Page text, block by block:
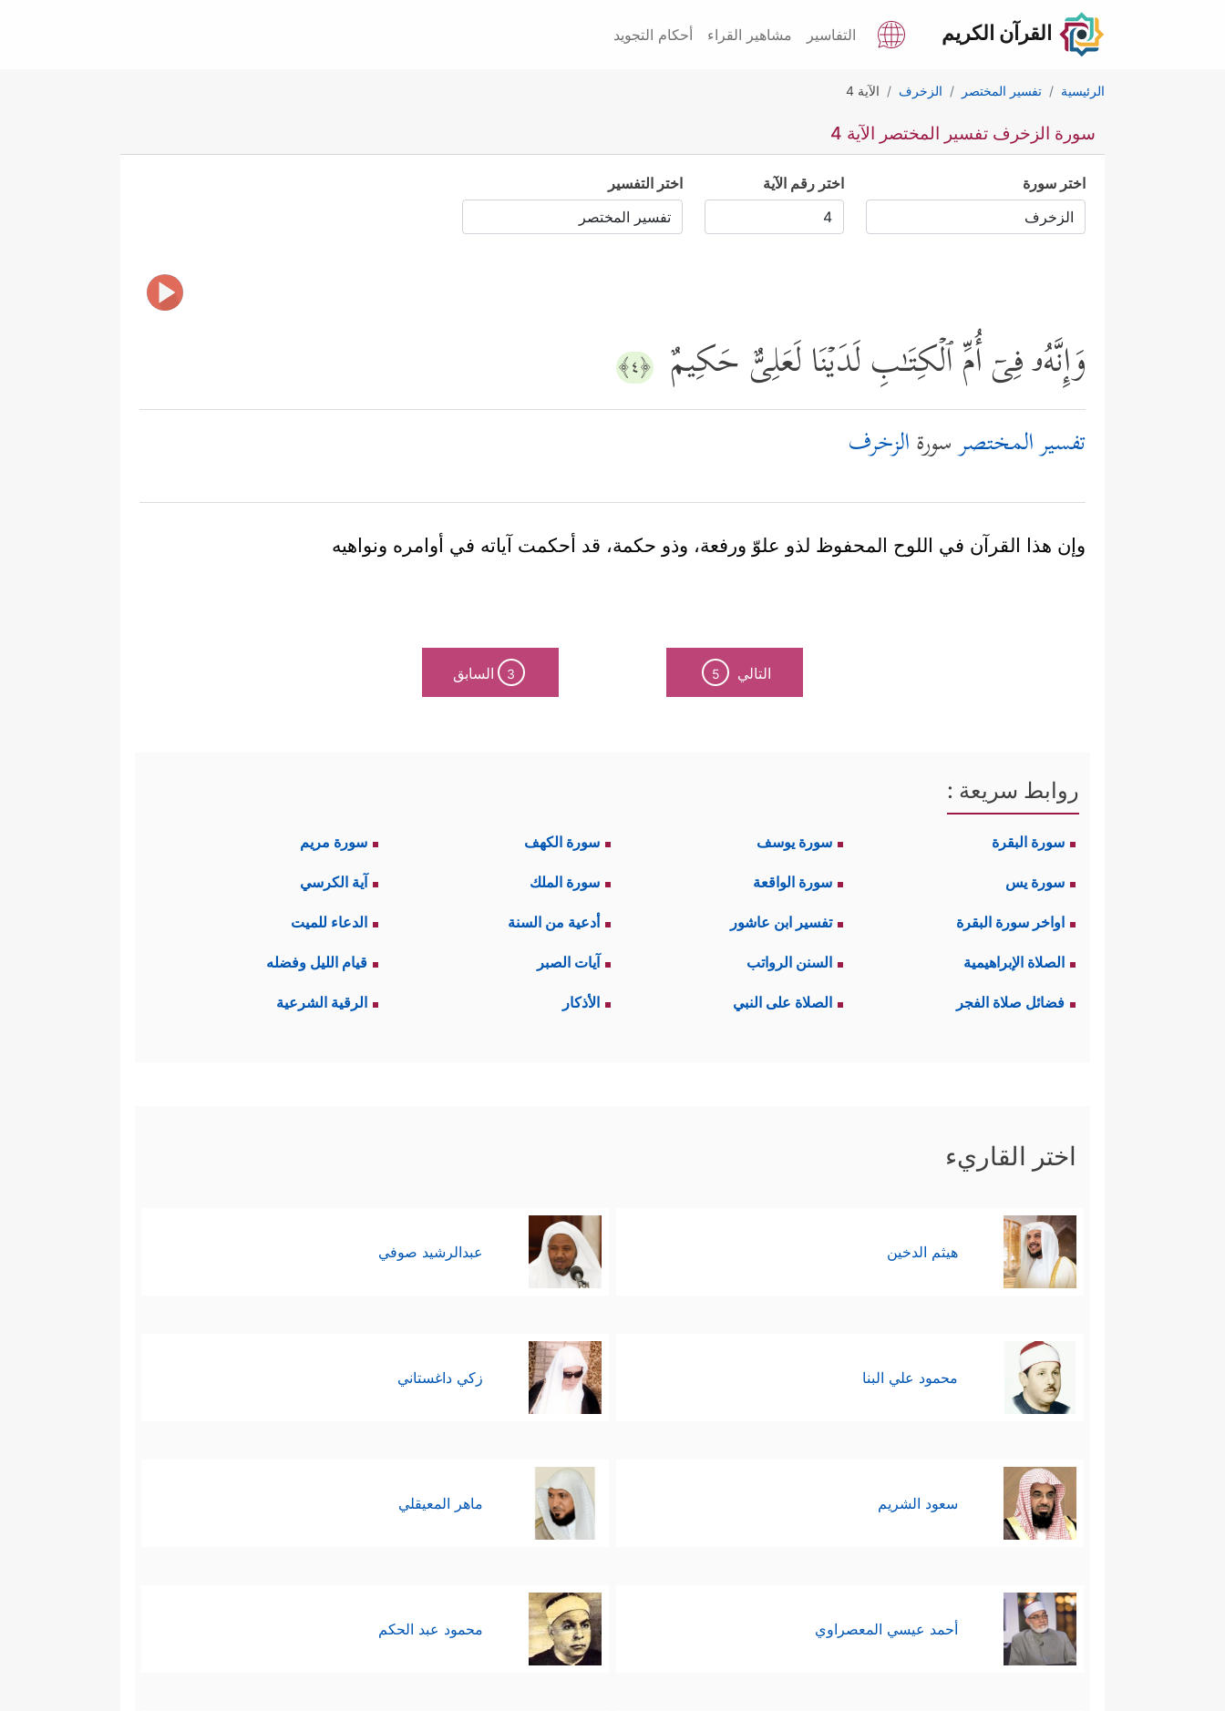
القرآن الكريم التفاسير مشاهير القراء أحكام التجويد
الرئيسية تفسير المختصر الزخرف الآية 4
سورة الزخرف تفسير المختصر الآية 4
اختر سورة اختر رقم الآية اختر التفسير
وَإِنَّهُۥ فِیۤ أُمِّ ٱلۡكِتَـٰبِ لَدَیۡنَا لَعَلِیٌّ حَكِیمٌ ﴿٤﴾
تفسير المختصرسورةالزخرف
وإن هذا القرآن في اللوح المحفوظ لذو علوّ ورفعة، وذو حكمة، قد أحكمت آياته في أوامره ونواهيه
التالي 5
3 السابق
روابط سريعة :
سورة البقرة سورة يوسف سورة الكهف سورة مريم
سورة يس سورة الواقعة سورة الملك آية الكرسي
اواخر سورة البقرة تفسير ابن عاشور أدعية من السنة الدعاء للميت
الصلاة الإبراهيمية السنن الرواتب آيات الصبر قيام الليل وفضله
فضائل صلاة الفجر الصلاة على النبي الأذكار الرقية الشرعية
اختر القاريء
هيثم الدخين عبدالرشيد صوفي
محمود علي البنا زكي داغستاني
سعود الشريم ماهر المعيقلي
أحمد عيسي المعصراوي محمود عبد الحكم